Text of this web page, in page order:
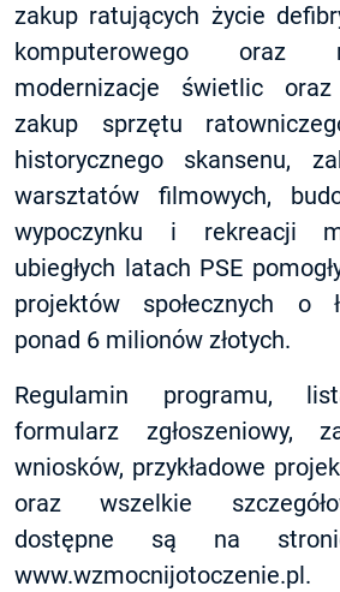
zakup ratujących życie
komputerowego oraz
modernizacje świetlic
zakup sprzętu
historycznego skansenu,
warsztatów filmowych,
wypoczynku i rekreacji
ubiegłych latach PSE
projektów społecznych o
ponad 6 milionów złotych.
Regulamin programu,
formularz zgłoszeniowy,
wniosków, przykładowe
oraz wszelkie
dostępne są na
www.wzmocnijotoczenie.pl.